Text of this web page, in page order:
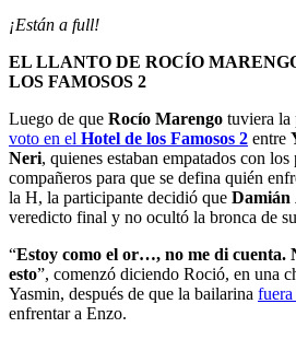
¡Están a full!
EL LLANTO DE ROCÍO
LOS FAMOSOS 2
Luego de que Rocío Marengo tuviera la
voto en el Hotel de los Famosos 2 entre
Neri, quienes estaban empatados con
compañeros para que se defina quién
la H, la participante decidió que Damián
veredicto final y no ocultó la bronca de
“Estoy como el or…, no me di cuenta.
esto”, comenzó diciendo Roció, en una
Yasmin, después de que la bailarina
enfrentar a Enzo.